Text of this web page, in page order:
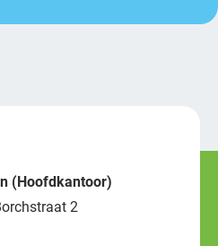
(Hoofdkantoor)
2